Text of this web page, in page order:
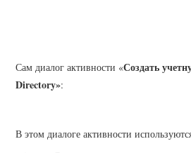
Сам диалог активности «Создать
Directory»:
В этом диалоге активности